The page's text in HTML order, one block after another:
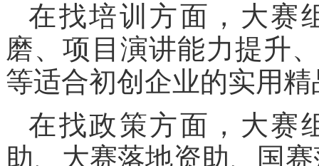
在找培训方面，大赛
磨、项目演讲能力提升
等适合初创企业的实用
在找政策方面，大赛
助、大赛落地资助、国